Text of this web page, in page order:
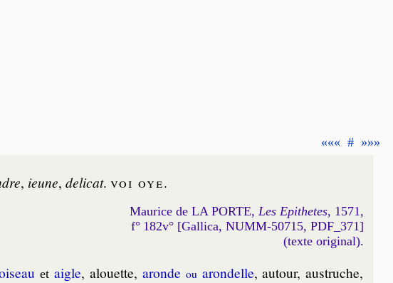
««« # »»»
, ieune,de­li­cat.voi oye.
Maurice de LA PORTE,Les Epithetes, 1571,
f° 182v° [Gallica, NUMM-50715, PDF_371]
(texte original).
et aigle, alouette, aronde ou aron­delle, au­tour, aus­truche,